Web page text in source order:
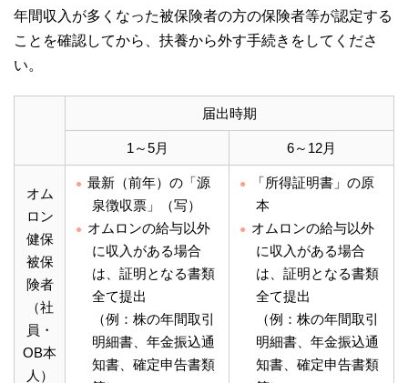
年間収入が多くなった被保険者の方の保険者等が認定する
ことを確認してから、扶養から外す手続きをしてくださ
い。
届出時期
1～5月 6～12月
オム
ロン
健保
被保
険者
（社
員・
OB本
人）
最新（前年）の「源
泉徴収票」（写）
オムロンの給与以外
に収入がある場合
は、証明となる書類
全て提出
（例：株の年間取引
明細書、年金振込通
知書、確定申告書類
「所得証明書」の原
本
オムロンの給与以外
に収入がある場合
は、証明となる書類
全て提出
（例：株の年間取引
明細書、年金振込通
知書、確定申告書類